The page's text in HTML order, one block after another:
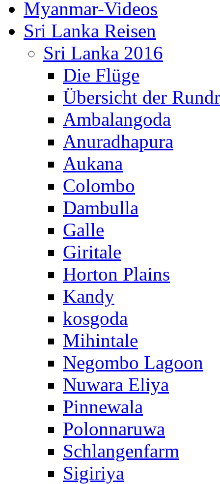
Myanmar-Videos
Sri Lanka Reisen
Sri Lanka 2016
Die Flüge
Übersicht der
Ambalangoda
Anuradhapura
Aukana
Colombo
Dambulla
Galle
Giritale
Horton Plains
Kandy
kosgoda
Mihintale
Negombo Lagoon
Nuwara Eliya
Pinnewala
Polonnaruwa
Schlangenfarm
Sigiriya